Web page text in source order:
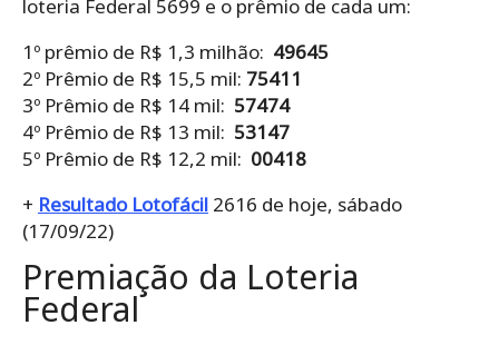
loteria Federal 5699 e o prêmio de cada um:
1º prêmio de R$ 1,3 milhão: 49645
2º Prêmio de R$ 15,5 mil: 75411
3º Prêmio de R$ 14 mil: 57474
4º Prêmio de R$ 13 mil: 53147
5º Prêmio de R$ 12,2 mil: 00418
+ Resultado Lotofácil 2616 de hoje, sábado
(17/09/22)
Premiação da Loteria
Federal